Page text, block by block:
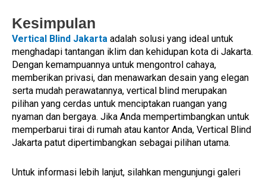
Kesimpulan
Vertical Blind Jakarta adalah solusi yang ideal untuk
menghadapi tantangan iklim dan kehidupan kota di Jakarta.
Dengan kemampuannya untuk mengontrol cahaya,
memberikan privasi, dan menawarkan desain yang elegan
serta mudah perawatannya, vertical blind merupakan
pilihan yang cerdas untuk menciptakan ruangan yang
nyaman dan bergaya. Jika Anda mempertimbangkan untuk
memperbarui tirai di rumah atau kantor Anda, Vertical Blind
Jakarta patut dipertimbangkan sebagai pilihan utama.
Untuk informasi lebih lanjut, silahkan mengunjungi galeri